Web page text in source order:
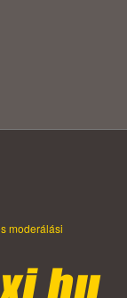
moderálási